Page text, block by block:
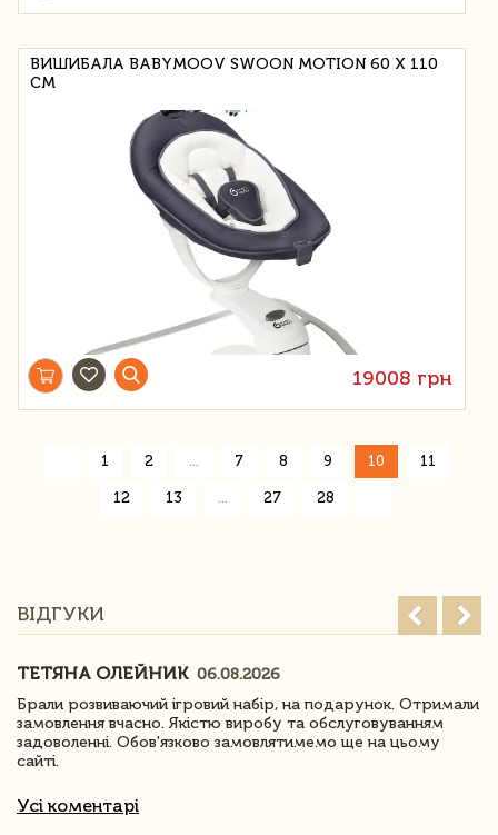
ВИШИБАЛА BABYMOOV SWOON MOTION 60 X 110
СМ
19008 грн
1 2 7 8 9 10 11
12 13 27 28
ВІДГУКИ
ТЕТЯНА ОЛЕЙНИК 06.08.2026
Брали розвиваючий ігровий набір, на подарунок. Отримали
замовлення вчасно. Якістю виробу та обслуговуванням
задоволенні. Обов'язково замовлятимемо ще на цьому
сайті.
Усі коментарі